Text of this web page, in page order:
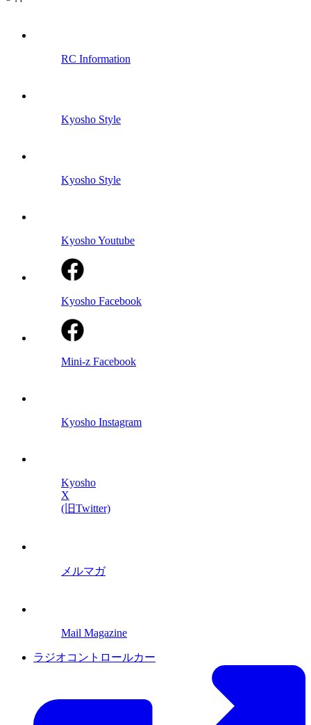
RC Information
Kyosho Style
Kyosho Style
Kyosho Youtube
Kyosho Facebook
Mini-z Facebook
Kyosho Instagram
Kyosho
X
(旧Twitter)
メルマガ
Mail Magazine
ラジオコントロールカー